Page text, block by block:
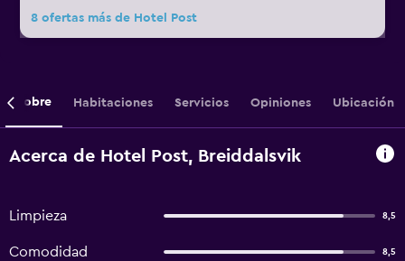
8 ofertas más de Hotel Post
Sobre Habitaciones Servicios Opiniones Ubicación
Acerca de Hotel Post, Breiddalsvik
Limpieza 8,5
Comodidad 8,5